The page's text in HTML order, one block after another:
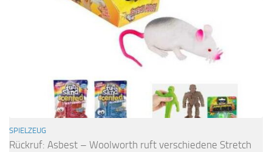
SPIELZEUG
Rückruf: Asbest – Woolworth ruft verschiedene Stretch